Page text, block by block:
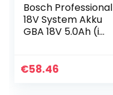
Bosch Professional
18V System Akku
GBA 18V 5.0Ah (im
€58.46